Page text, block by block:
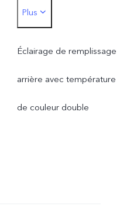
Caméra principale arrière
Photo, Portrait, Nuit,
Minifilm, Haute résolution,
Panorama, Document en
Plus
Éclairage de remplissage
arrière avec température
de couleur double